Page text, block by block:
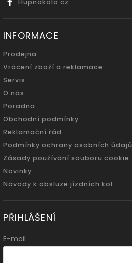
Hupnakolo.cz
INFORMACE
Prodejna
Vrácení zboží a reklamace
Servis
O nás
Poradna
Obchodní podmínky
Reklamační řád
Podmínky ochrany osobních údajů
Zásady používání souboru cookie
Novinky
Návody k obsluze jízdních kol
PŘIHLÁŠENÍ
E-mail